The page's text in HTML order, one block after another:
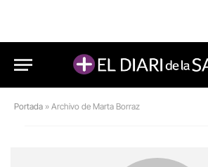
Portada » Archivo de Marta Borraz